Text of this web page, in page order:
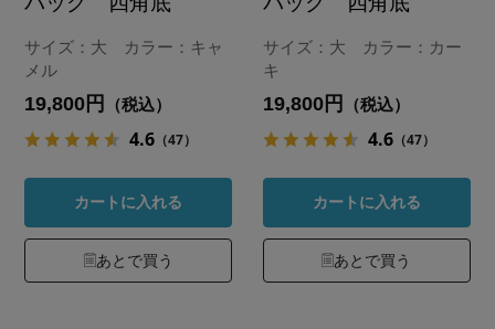
サイズ：大 カラー：キャ
メル
19,800円 （税込）
4.6 （47）
カートに入れる
あとで買う
サイズ：大 カラー：カー
キ
19,800円 （税込）
4.6 （47）
カートに入れる
あとで買う